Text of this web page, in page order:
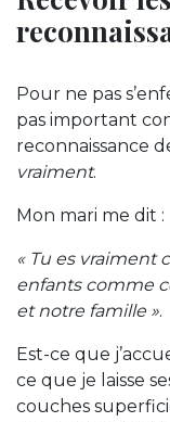
Pour ne pas
pas important
reconnaissance
vraiment.
Mon mari me dit :
« Tu es vraiment
enfants comme
et notre famille ».
Est-ce que
ce que je laisse
couches